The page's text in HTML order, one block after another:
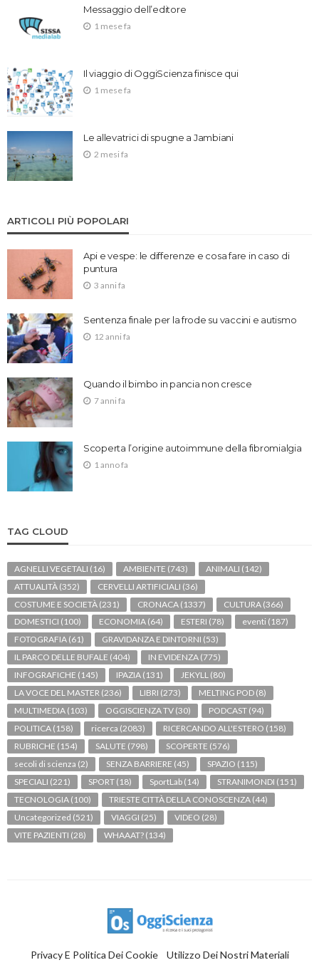
Messaggio dell’editore
1 mese fa
Il viaggio di OggiScienza finisce qui
1 mese fa
Le allevatrici di spugne a Jambiani
2 mesi fa
ARTICOLI PIÙ POPOLARI
Api e vespe: le differenze e cosa fare in caso di
puntura
3 anni fa
Sentenza finale per la frode su vaccini e autismo
12 anni fa
Quando il bimbo in pancia non cresce
7 anni fa
Scoperta l’origine autoimmune della fibromialgia
1 anno fa
TAG CLOUD
AGNELLI VEGETALI (16) AMBIENTE (743) ANIMALI (142)
ATTUALITÀ (352) CERVELLI ARTIFICIALI (36)
COSTUME E SOCIETÀ (231) CRONACA (1337) CULTURA (366)
DOMESTICI (100) ECONOMIA (64) ESTERI (78) eventi (187)
FOTOGRAFIA (61) GRAVIDANZA E DINTORNI (53)
IL PARCO DELLE BUFALE (404) IN EVIDENZA (775)
INFOGRAFICHE (145) IPAZIA (131) JEKYLL (80)
LA VOCE DEL MASTER (236) LIBRI (273) MELTING POD (8)
MULTIMEDIA (103) OGGISCIENZA TV (30) PODCAST (94)
POLITICA (158) ricerca (2083) RICERCANDO ALL'ESTERO (158)
RUBRICHE (154) SALUTE (798) SCOPERTE (576)
secoli di scienza (2) SENZA BARRIERE (45) SPAZIO (115)
SPECIALI (221) SPORT (18) SportLab (14) STRANIMONDI (151)
TECNOLOGIA (100) TRIESTE CITTÀ DELLA CONOSCENZA (44)
Uncategorized (521) VIAGGI (25) VIDEO (28)
VITE PAZIENTI (28) WHAAAT? (134)
Privacy E Politica Dei Cookie Utilizzo Dei Nostri Materiali